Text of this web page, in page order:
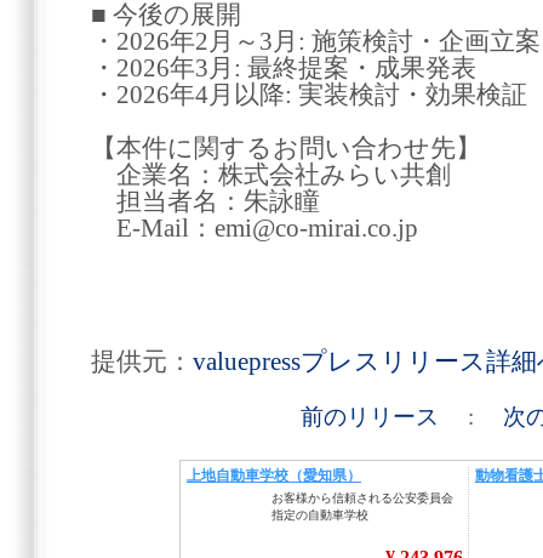
■ 今後の展開
・2026年2月～3月: 施策検討・企画立案
・2026年3月: 最終提案・成果発表
・2026年4月以降: 実装検討・効果検証
【本件に関するお問い合わせ先】
企業名：株式会社みらい共創
担当者名：朱詠瞳
E-Mail：emi@co-mirai.co.jp
提供元： valuepressプレスリリース詳
前のリリース : 次